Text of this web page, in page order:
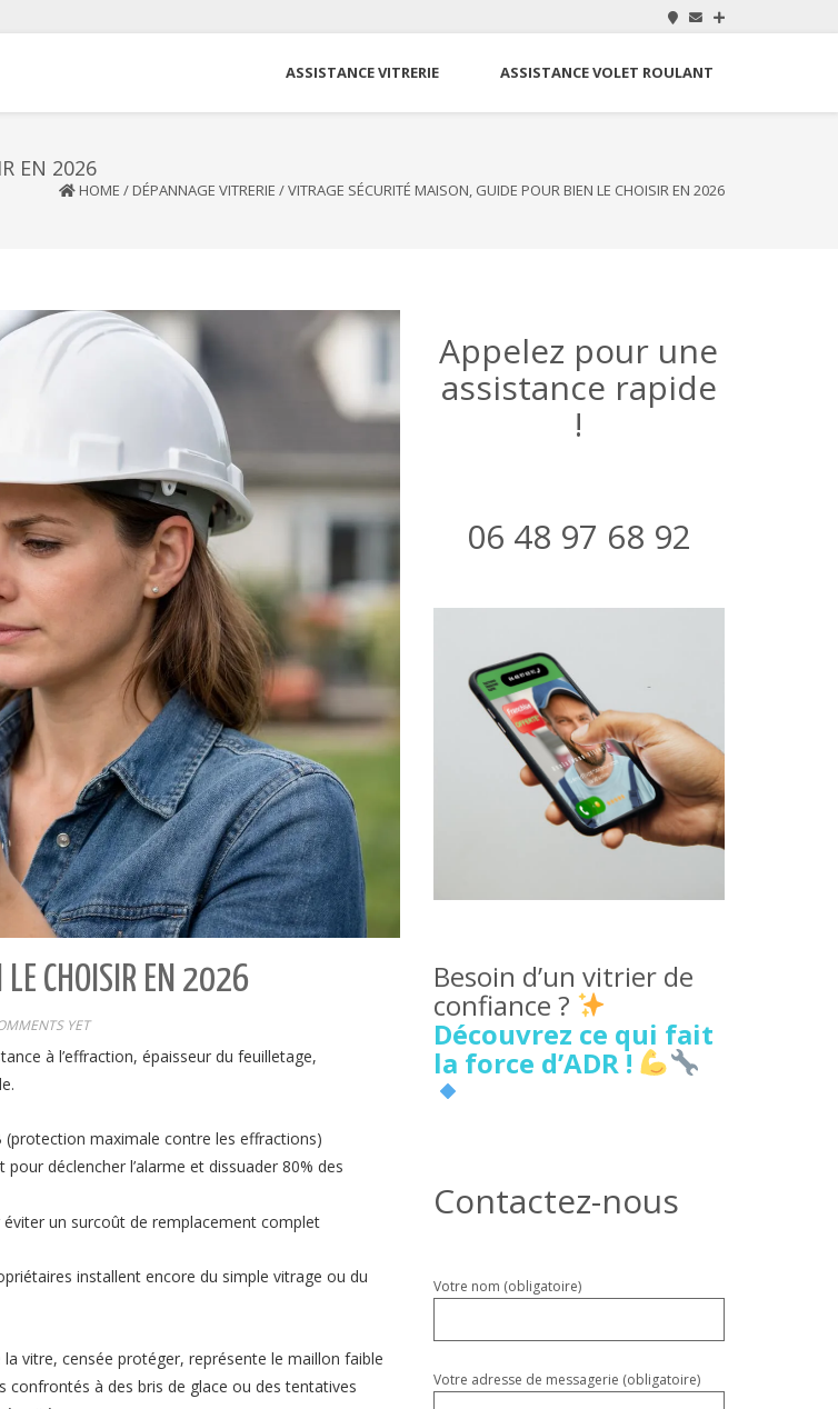
ASSISTANCE VITRERIE ASSISTANCE VOLET ROULANT
EN 2026
HOME / DÉPANNAGE VITRERIE /VITRAGE SÉCURITÉ MAISON, GUIDE POUR BIEN LE CHOISIR EN 2026
LE CHOISIR EN 2026
YET
à l’effraction, épaisseur du feuilletage,
(protection maximale contre les effractions)
déclencher l’alarme et dissuader 80% des
un surcoût de remplacement complet
installent encore du simple vitrage ou du
vitre, censée protéger, représente le maillon faible
à des bris de glace ou des tentatives
Appelez pour une
assistance rapide
!
06 48 97 68 92
Besoin d’un vitrier de
confiance ?
Découvrez ce qui fait
la force d’ADR !
Contactez-nous
Veuillez
vide.
Votre nom (obligatoire)
Votre adresse de messagerie (obligatoire)